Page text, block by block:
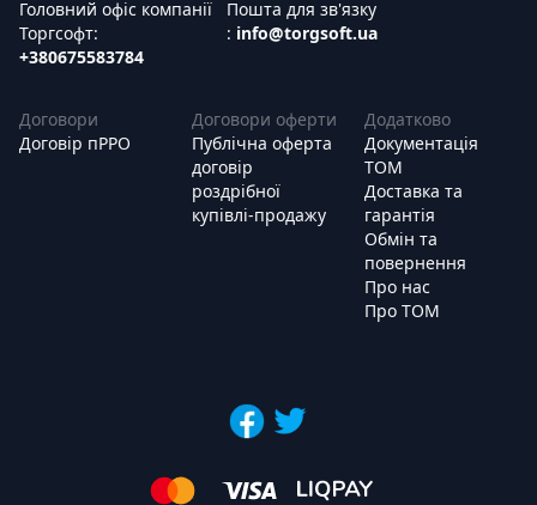
Головний офіс компанії
Торгсофт:
+380675583784
Пошта для зв'язку
: info@torgsoft.ua
Договори
Договір пРРО
Договори оферти
Публічна оферта
договір
роздрібної
купівлі-продажу
Додатково
Документація
ТОМ
Доставка та
гарантія
Обмін та
повернення
Про нас
Про ТОМ